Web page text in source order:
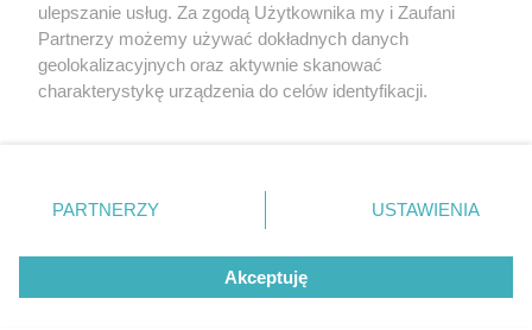
© 2026 Grupa ZPR Media
ulepszanie usług. Za zgodą Użytkownika my i Zaufani
Partnerzy możemy używać dokładnych danych
geolokalizacyjnych oraz aktywnie skanować
charakterystykę urządzenia do celów identyfikacji.
zmienić/wycofać klikając przycisk ustawień prywatności
znajdujący się w lewym dolnym rogu strony
rodzaje przetwarzania danych nie wymagają zgody
użytkownika, ale masz prawo sprzeciwić się takiemu
przetwarzaniu. Preferencje będą miały zastosowanie tylko
PARTNERZY USTAWIENIA
Akceptuję